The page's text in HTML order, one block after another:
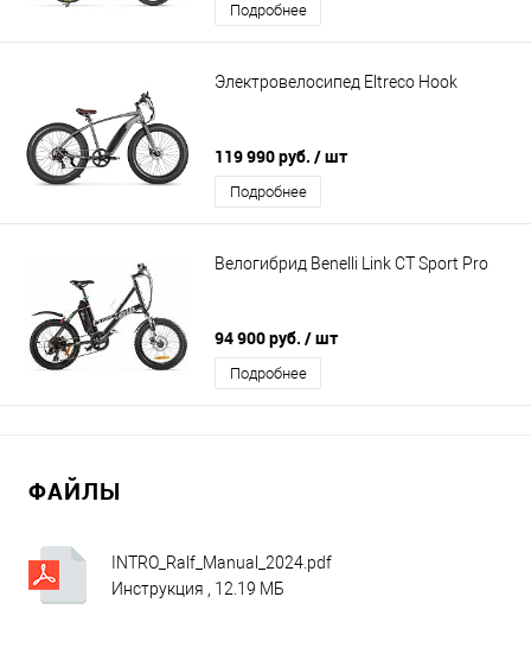
Подробнее
Электровелосипед Eltreco Hook
119 990 руб. / шт
Подробнее
Велогибрид Benelli Link CT Sport Pro
94 900 руб. / шт
Подробнее
ФАЙЛЫ
INTRO_Ralf_Manual_2024.pdf
Инструкция , 12.19 МБ